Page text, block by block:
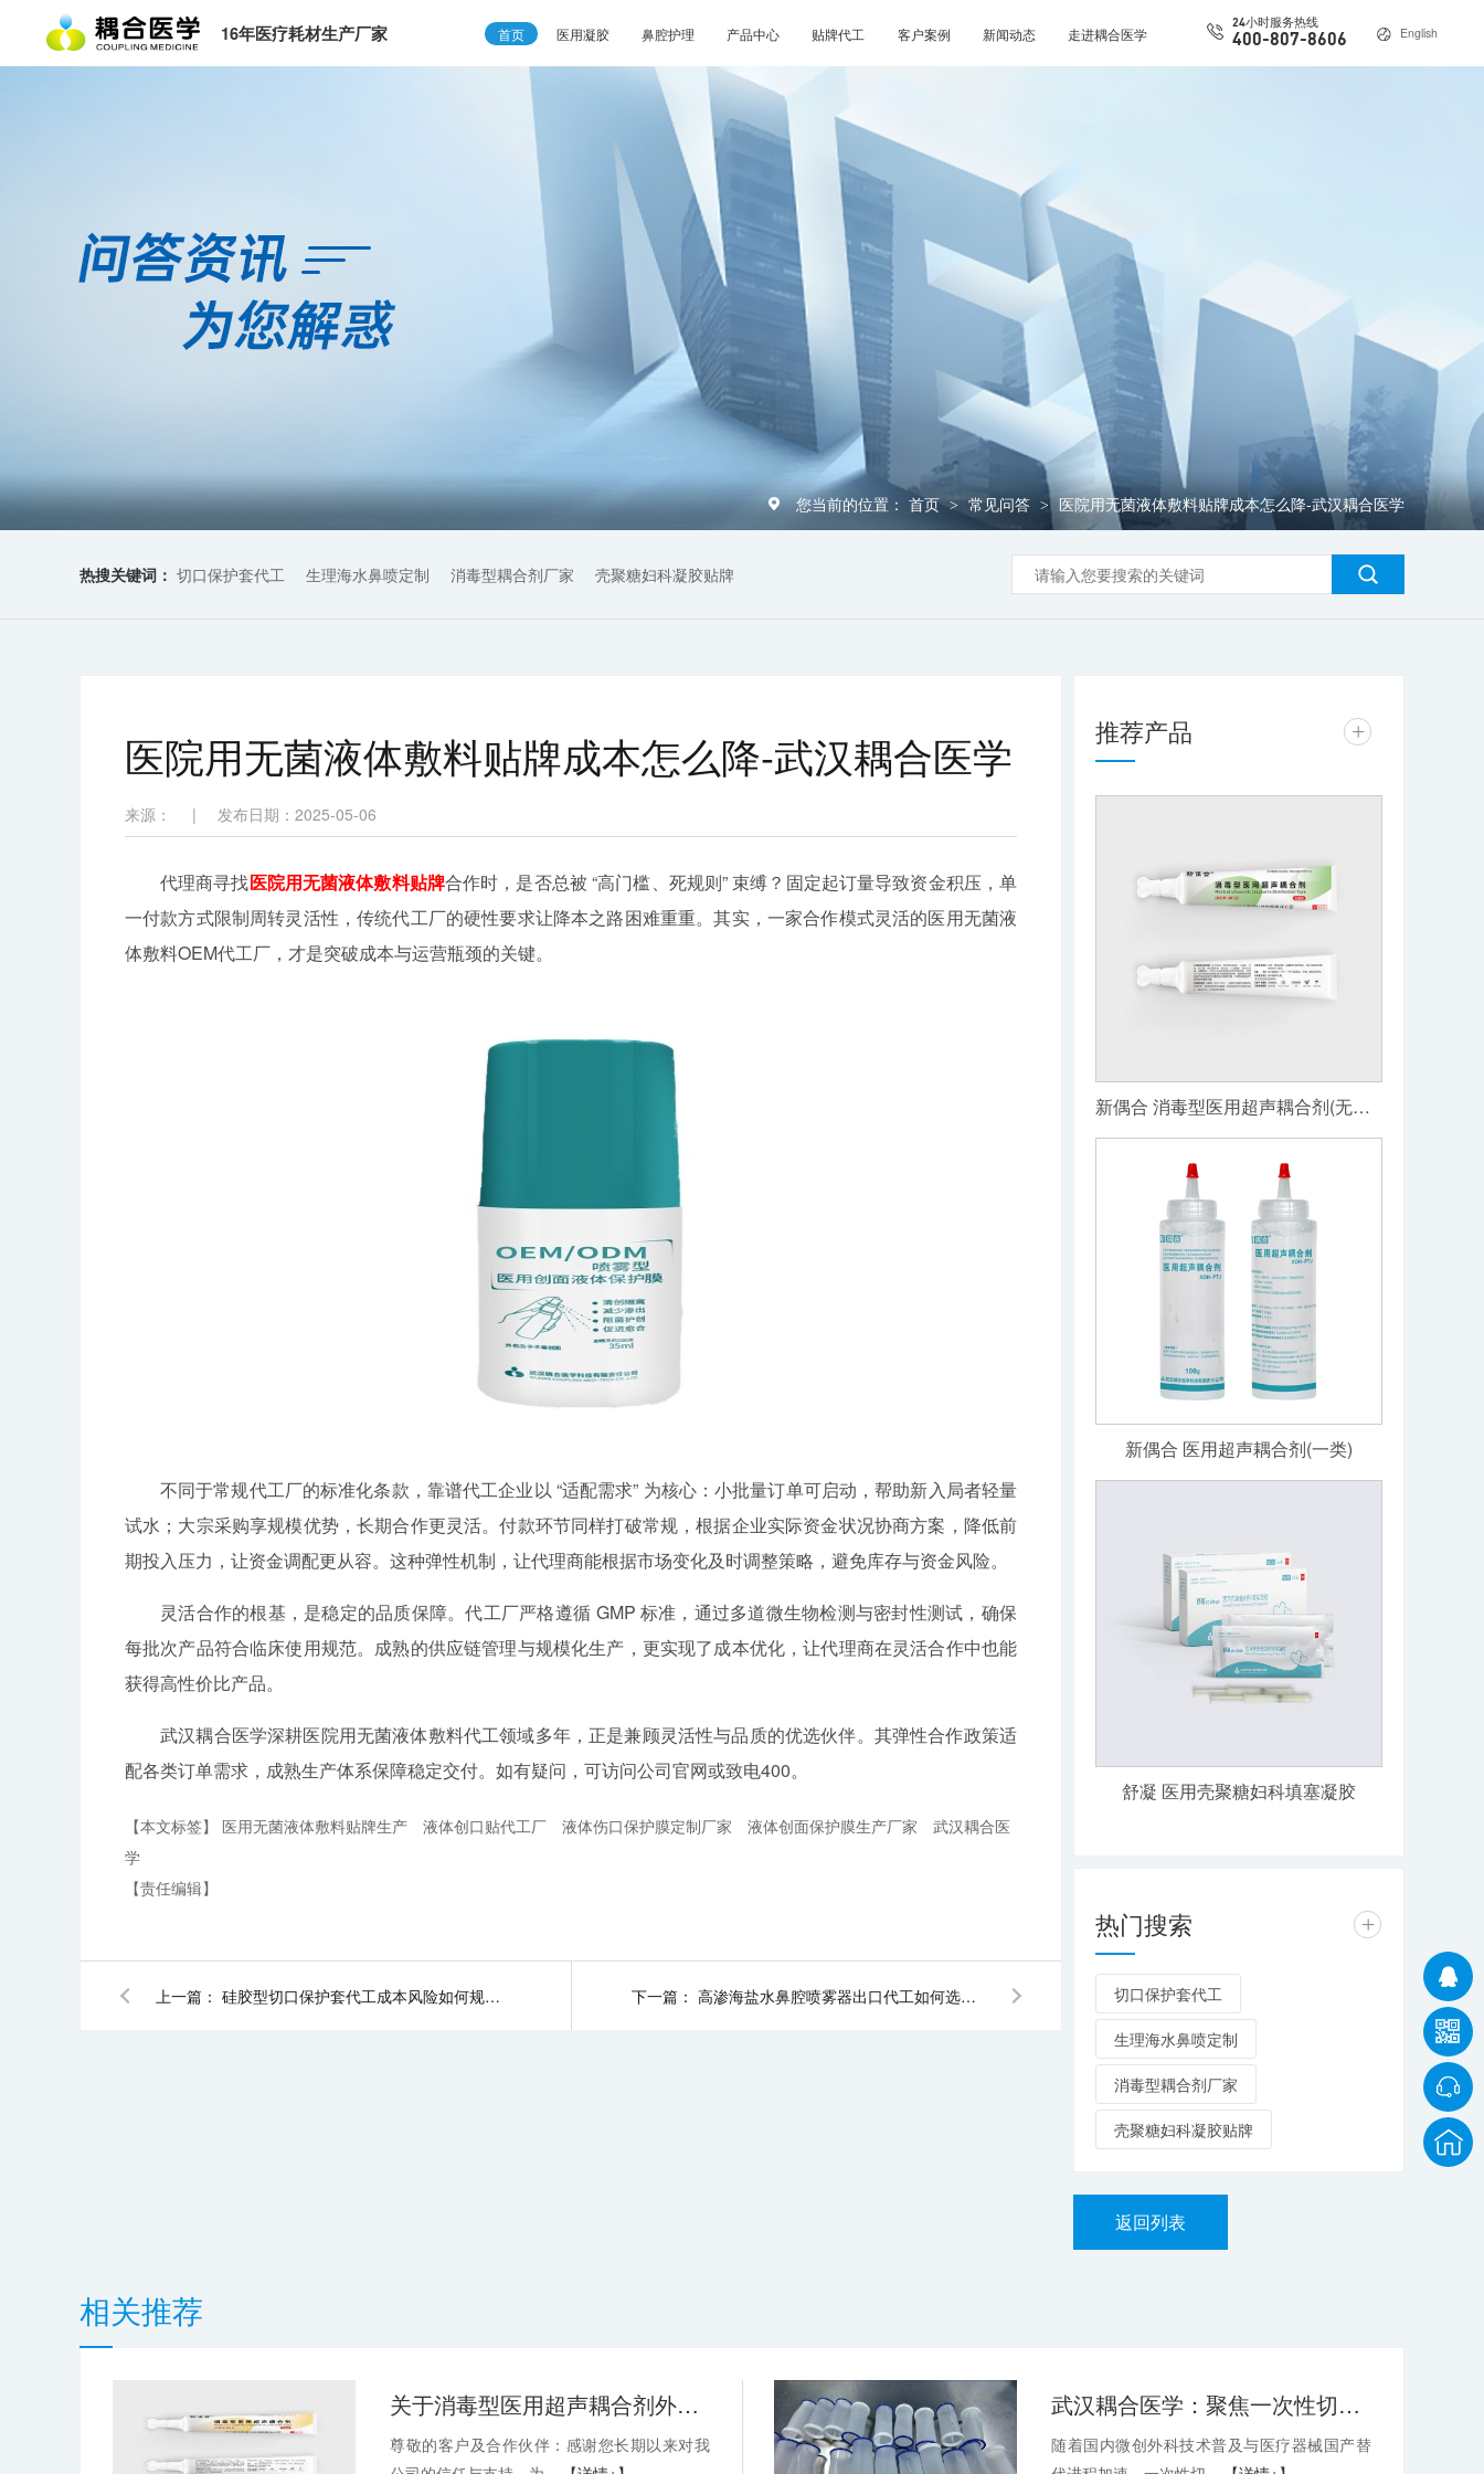
16年医疗耗材生产厂家 English
24小时服务热线
400-807-8606
首页 医用凝胶 鼻腔护理 产品中心 贴牌代工 客户案例 新闻动态 走进耦合医学
您当前的位置： 首页 > 常见问答 > 医院用无菌液体敷料贴牌成本怎么降-武汉耦合医学
热搜关键词： 切口保护套代工 生理海水鼻喷定制 消毒型耦合剂厂家 壳聚糖妇科凝胶贴牌
医院用无菌液体敷料贴牌成本怎么降-武汉耦合医学
来源： | 发布日期：2025-05-06
代理商寻找医院用无菌液体敷料贴牌合作时，是否总被 “高门槛、死规则” 束缚？固定起订量导致资金积压，单
一付款方式限制周转灵活性，传统代工厂的硬性要求让降本之路困难重重。其实，一家合作模式灵活的医用无菌液
体敷料OEM代工厂，才是突破成本与运营瓶颈的关键。
不同于常规代工厂的标准化条款，靠谱代工企业以 “适配需求” 为核心：小批量订单可启动，帮助新入局者轻量
试水；大宗采购享规模优势，长期合作更灵活。付款环节同样打破常规，根据企业实际资金状况协商方案，降低前
期投入压力，让资金调配更从容。这种弹性机制，让代理商能根据市场变化及时调整策略，避免库存与资金风险。
灵活合作的根基，是稳定的品质保障。代工厂严格遵循 GMP 标准，通过多道微生物检测与密封性测试，确保
每批次产品符合临床使用规范。成熟的供应链管理与规模化生产，更实现了成本优化，让代理商在灵活合作中也能
获得高性价比产品。
武汉耦合医学深耕医院用无菌液体敷料代工领域多年，正是兼顾灵活性与品质的优选伙伴。其弹性合作政策适
配各类订单需求，成熟生产体系保障稳定交付。如有疑问，可访问公司官网或致电400。
【本文标签】 医用无菌液体敷料贴牌生产 液体创口贴代工厂 液体伤口保护膜定制厂家 液体创面保护膜生产厂家
武汉耦合医
学
【责任编辑】
上一篇： 硅胶型切口保护套代工成本风险如何规避-武汉耦合医学 下一篇： 高渗海盐水鼻腔喷雾器出口代工如何选品-武汉耦合医学
推荐产品 +
新偶合 消毒型医用超声耦合剂(无菌级)
新偶合 医用超声耦合剂(一类)
舒凝 医用壳聚糖妇科填塞凝胶
热门搜索 +
切口保护套代工
生理海水鼻喷定制
消毒型耦合剂厂家
壳聚糖妇科凝胶贴牌
返回列表
相关推荐
关于消毒型医用超声耦合剂外包装装箱方式变更的通知-武汉耦合医学
尊敬的客户及合作伙伴：感谢您长期以来对我
武汉耦合医学：聚焦一次性切口保护套OEM，深耕微创耗材定制代工领域
随着国内微创外科技术普及与医疗器械国产替